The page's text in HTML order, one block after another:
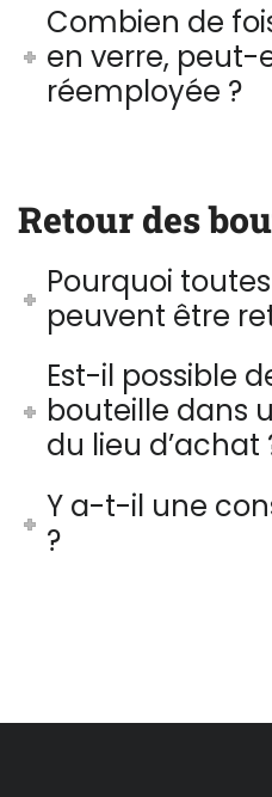
Combien de
en verre, peut-
réemployée ?
Retour des
Pourquoi
peuvent être
Est-il possible
bouteille dans
du lieu d’achat
Y a-t-il une
?